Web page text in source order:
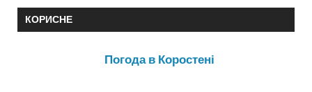
КОРИСНЕ
Погода в Коростені